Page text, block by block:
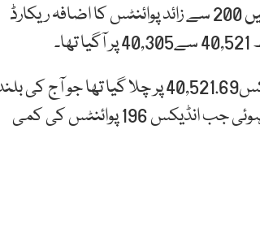
آج جب مارکیٹ کھلی تو انڈیکس40 ہزار 243 پر تھا اور پہلے ہی گھنٹے میں 200 سے زائد پوائنٹس کا اضافہ ریکارڈ
مارکیٹ میں آج مجموعی طور پر ملا جلا رحجان رہا اور ایک وقت میں انڈیکس40,521.69 پر چلا گیا تھا جو آج
ترین سطح رہی۔ ایک وقت میں اسٹاک مارکیٹ شدید مندی کا شکار بھی ہوئی جب انڈیکس 196 پوائنٹس کی کمی